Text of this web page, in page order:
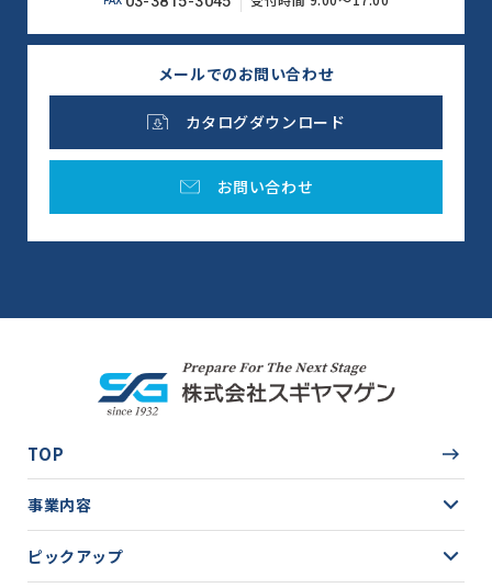
メールでのお問い合わせ
カタログダウンロード
お問い合わせ
TOP
事業内容
ピックアップ